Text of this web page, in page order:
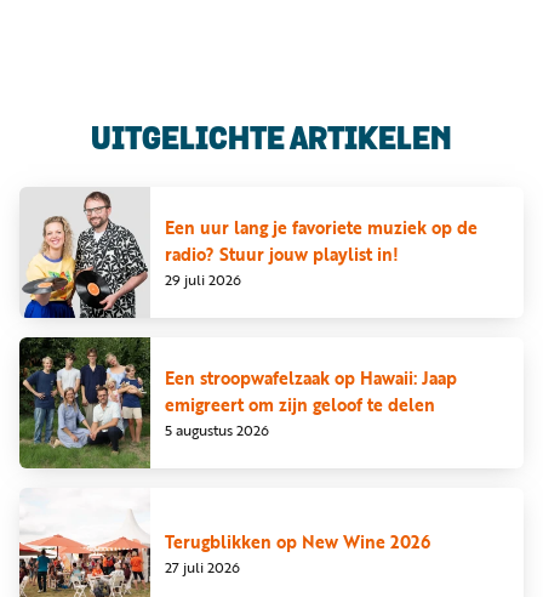
UITGELICHTE ARTIKELEN
29 juli 2026
Een uur lang je favoriete muziek op de
radio? Stuur jouw playlist in!
5 augustus 2026
Een stroopwafelzaak op Hawaii: Jaap
emigreert om zijn geloof te delen
27 juli 2026
Terugblikken op New Wine 2026
Podcasts
Muziek
Artikelen
Kanalen
Steun
onze
missie
Info
Word
nu